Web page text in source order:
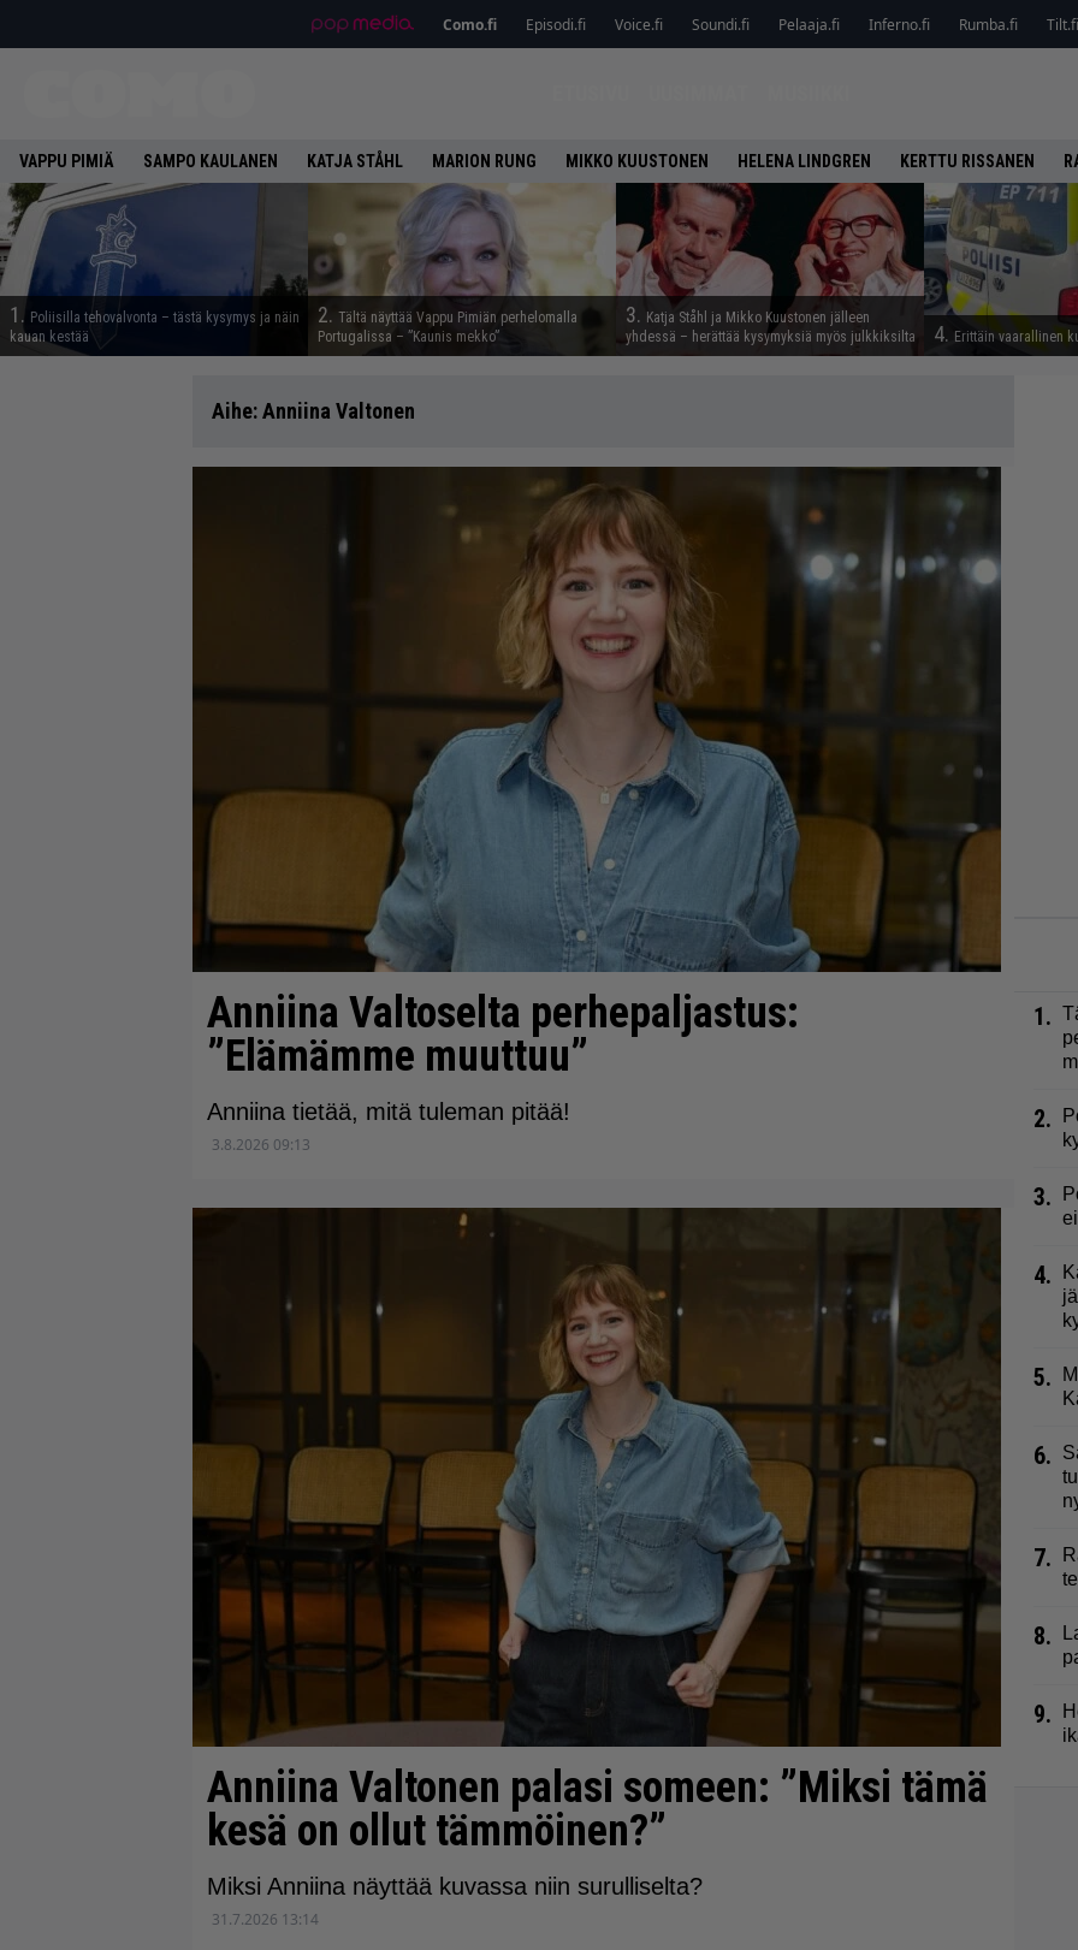
Como.fi Episodi.fi Voice.fi Soundi.fi Pelaaja.fi Inferno.fi Rumba.fi Tilt.fi
VAPPU PIMIÄ SAMPO KAULANEN KATJA STÅHL MARION RUNG MIKKO KUUSTONEN HELENA LINDGREN KERTTU RISSANEN
1. Poliisilla tehovalvonta – tästä kysymys ja näin
kauan kestää
2. Tältä näyttää Vappu Pimiän perhelomalla
Portugalissa – ”Kaunis mekko”
3. Katja Ståhl ja Mikko Kuustonen jälleen
yhdessä – herättää kysymyksiä myös julkkiksilta
4. Erittäin vaarallinen
Aihe:Anniina Valtonen
Anniina Valtoselta perhepaljastus:
”Elämämme muuttuu”
Anniina tietää, mitä tuleman pitää!
3.8.2026 09:13
Anniina Valtonen palasi someen: ”Miksi tämä
kesä on ollut tämmöinen?”
Miksi Anniina näyttää kuvassa niin surulliselta?
31.7.2026 13:14
1.
2.
3.
4.
5.
6.
7.
8.
9.